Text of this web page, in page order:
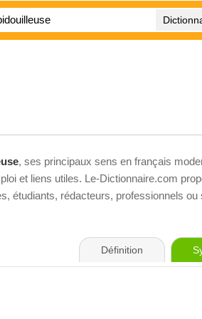
, ses principaux sens en français
et liens utiles. Le-Dictionnaire.com
étudiants, rédacteurs, professionnels ou
Définition